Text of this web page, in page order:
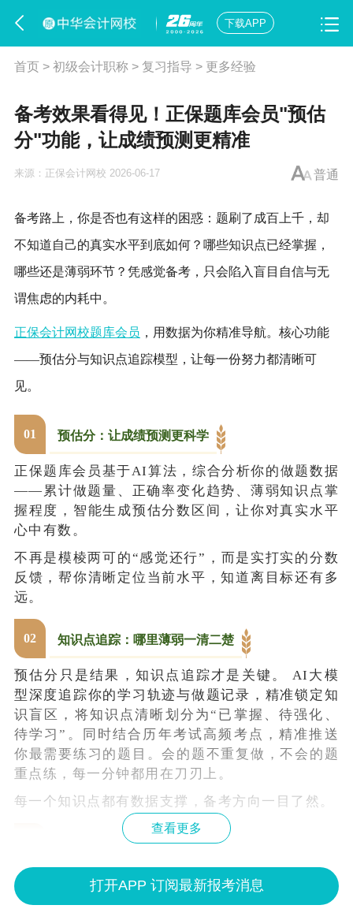
下载APP
首页> 初级会计职称> 复习指导 > 更多经验
备考效果看得见！正保题库会员"预估
分"功能，让成绩预测更精准
普通
来源： 正保会计网校 2026-06-17
备考路上，你是否也有这样的困惑：题刷了成百上千，却
不知道自己的真实水平到底如何？哪些知识点已经掌握，
哪些还是薄弱环节？凭感觉备考，只会陷入盲目自信与无
谓焦虑的内耗中。
正保会计网校题库会员 ，用数据为你精准导航。核心功能
——预估分与知识点追踪模型，让每一份努力都清晰可
见。
01 预估分：让成绩预测更科学
正保题库会员基于AI算法，综合分析你的做题数据
——累计做题量、正确率变化趋势、薄弱知识点掌
握程度，智能生成预估分数区间，让你对真实水平
心中有数。
不再是模棱两可的“感觉还行”，而是实打实的分数
反馈，帮你清晰定位当前水平，知道离目标还有多
远。
02 知识点追踪：哪里薄弱一清二楚
预估分只是结果，知识点追踪才是关键。 AI大模
型深度追踪你的学习轨迹与做题记录，精准锁定知
识盲区，将知识点清晰划分为“已掌握、待强化、
待学习”。同时结合历年考试高频考点，精准推送
你最需要练习的题目。会的题不重复做，不会的题
重点练，每一分钟都用在刀刃上。
每一个知识点都有数据支撑，备考方向一目了然。
告别盲目刷题，备考更有方向
以前：不知道该重点复习什么，只能眉毛胡子一把
抓。
查看更多
打开APP 订阅最新报考消息